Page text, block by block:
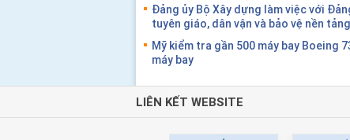
Đảng ủy Bộ Xây dựng làm việc với
tuyên giáo, dân vận và bảo vệ nền
Mỹ kiểm tra gần 500 máy bay Boeing
máy bay
LIÊN KẾT WEBSITE